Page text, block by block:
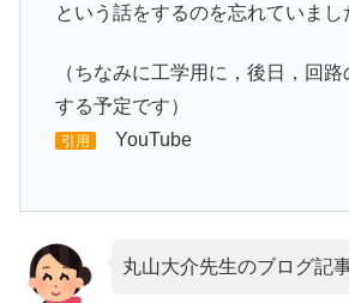
という話をするのを忘れていまし
（ちなみに工学用に，後日，回
する予定です）
引用 YouTube
丸山大介先生のブログ記